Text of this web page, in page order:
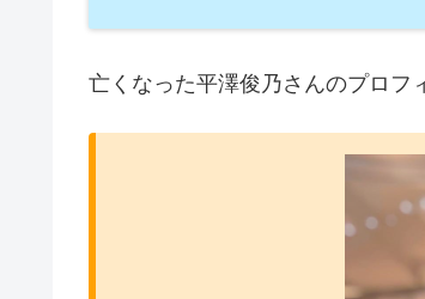
亡くなった平澤俊乃さんのプロフ